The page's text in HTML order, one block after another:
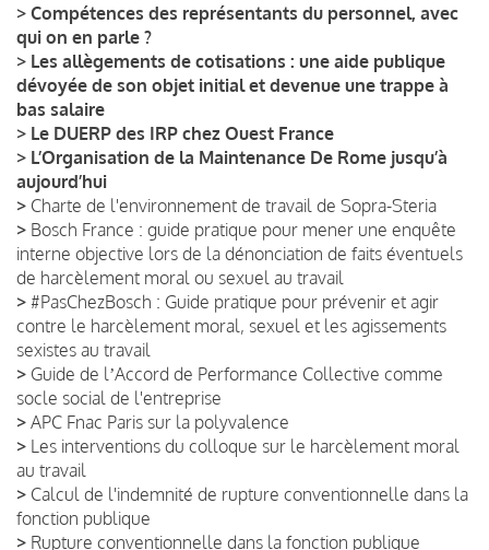
> Compétences des représentants du personnel, avec
qui on en parle ?
> Les allègements de cotisations : une aide publique
dévoyée de son objet initial et devenue une trappe à
bas salaire
> Le DUERP des IRP chez Ouest France
> L’Organisation de la Maintenance De Rome jusqu’à
aujourd’hui
> Charte de l'environnement de travail de Sopra-Steria
> Bosch France : guide pratique pour mener une enquête
interne objective lors de la dénonciation de faits éventuels
de harcèlement moral ou sexuel au travail
> #PasChezBosch : Guide pratique pour prévenir et agir
contre le harcèlement moral, sexuel et les agissements
sexistes au travail
> Guide de lʼAccord de Performance Collective comme
socle social de l'entreprise
> APC Fnac Paris sur la polyvalence
> Les interventions du colloque sur le harcèlement moral
au travail
> Calcul de l'indemnité de rupture conventionnelle dans la
fonction publique
> Rupture conventionnelle dans la fonction publique